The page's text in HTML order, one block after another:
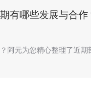
有哪些发展与合作
阿元为您精心整理了近